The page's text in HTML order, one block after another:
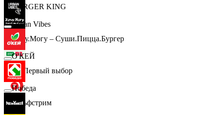
BURGER KING
Хочу.Могу – Суши.Пицца.Бургер
B1 Первый выбор
Гольфстрим
Urban Vibes
О'КЕЙ
Победа